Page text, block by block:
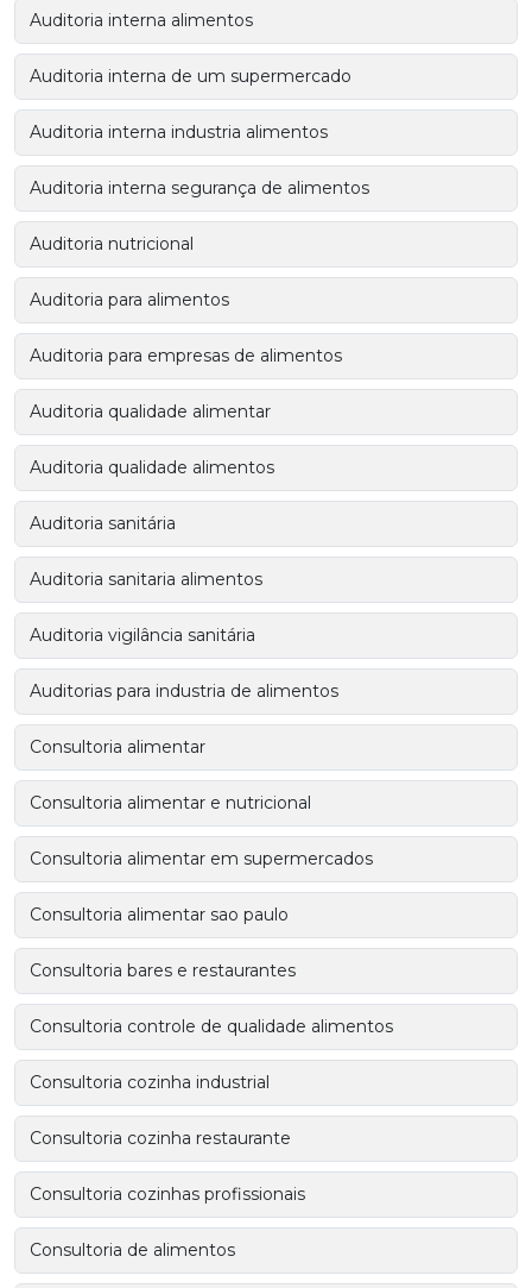
Auditoria interna alimentos
Auditoria interna de um supermercado
Auditoria interna industria alimentos
Auditoria interna segurança de alimentos
Auditoria nutricional
Auditoria para alimentos
Auditoria para empresas de alimentos
Auditoria qualidade alimentar
Auditoria qualidade alimentos
Auditoria sanitária
Auditoria sanitaria alimentos
Auditoria vigilância sanitária
Auditorias para industria de alimentos
Consultoria alimentar
Consultoria alimentar e nutricional
Consultoria alimentar em supermercados
Consultoria alimentar sao paulo
Consultoria bares e restaurantes
Consultoria controle de qualidade alimentos
Consultoria cozinha industrial
Consultoria cozinha restaurante
Consultoria cozinhas profissionais
Consultoria de alimentos